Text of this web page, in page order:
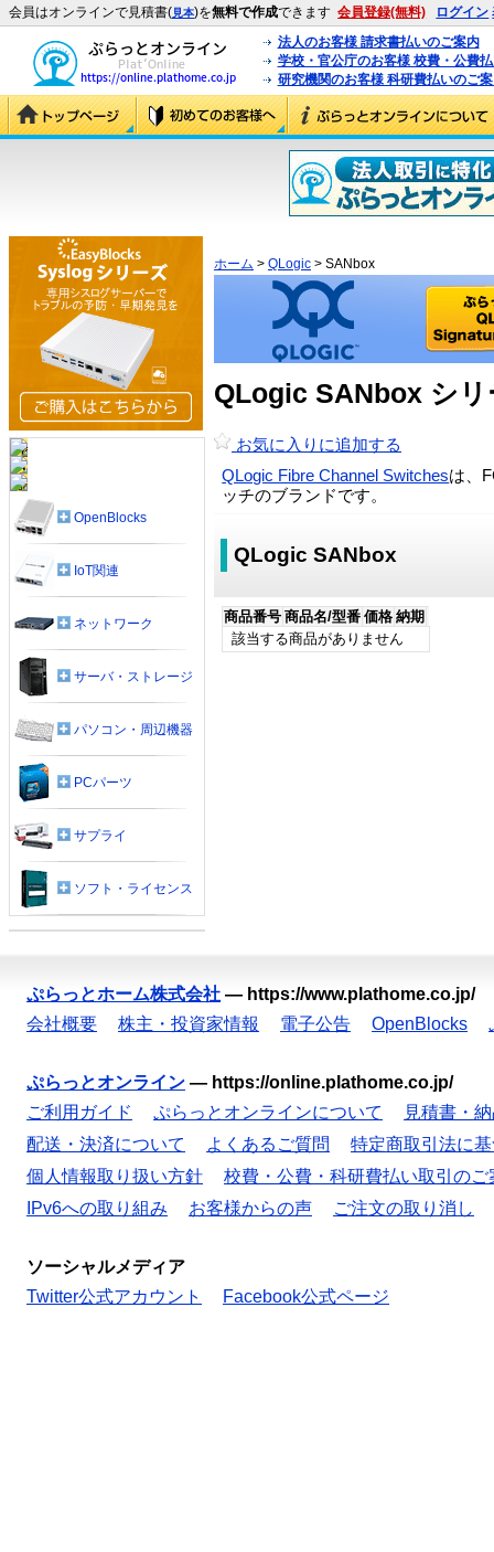
会員はオンラインで見積書(見本)を無料で作成できます 会員登録(無料) ログイン
法人のお客様 請求書払いのご案内
学校・官公庁のお客様 校費・公費
研究機関のお客様 科研費払いのご
ホーム > QLogic > SANbox
QLogic SANbox シリ
お気に入りに追加する
QLogic Fibre Channel Switchesは、
ッチのブランドです。
QLogic SANbox
商品番号 商品名/型番 価格 納期
該当する商品がありません
OpenBlocks
IoT関連
ネットワーク
サーバ・ストレージ
パソコン・周辺機器
PCパーツ
サプライ
ソフト・ライセンス
ぷらっとホーム株式会社 — https://www.plathome.co.jp/
会社概要
株主・投資家情報 電子公告 OpenBlocks
ぷらっとオンライン — https://online.plathome.co.jp/
ご利用ガイド
ぷらっとオンラインについて
見積書・
配送・決済について
よくあるご質問
特定商取引法に
個人情報取り扱い方針
校費・公費・科研費払い取引のご
IPv6への取り組み
お客様からの声 ご注文の取り消し
ソーシャルメディア
Twitter公式アカウント
Facebook公式ページ